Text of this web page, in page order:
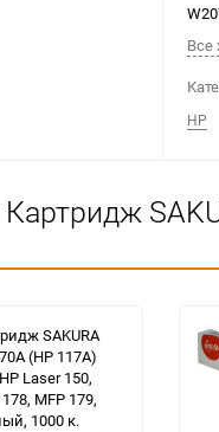
Все
HP
SAKURA
(HP 117A)
Laser 150,
MFP 179,
1000 к.